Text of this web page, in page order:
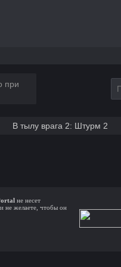
при
не несет
не желаете, чтобы он